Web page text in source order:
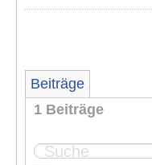
Beiträge
1 Beiträge